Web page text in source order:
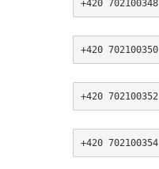
+420 702100348
+420 702100350
+420 702100352
+420 702100354